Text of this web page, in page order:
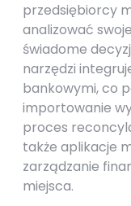
przedsiębiorcy
analizować
świadome
narzędzi
bankowymi, co
importowanie
proces
także aplikacje
zarządzanie
miejsca.